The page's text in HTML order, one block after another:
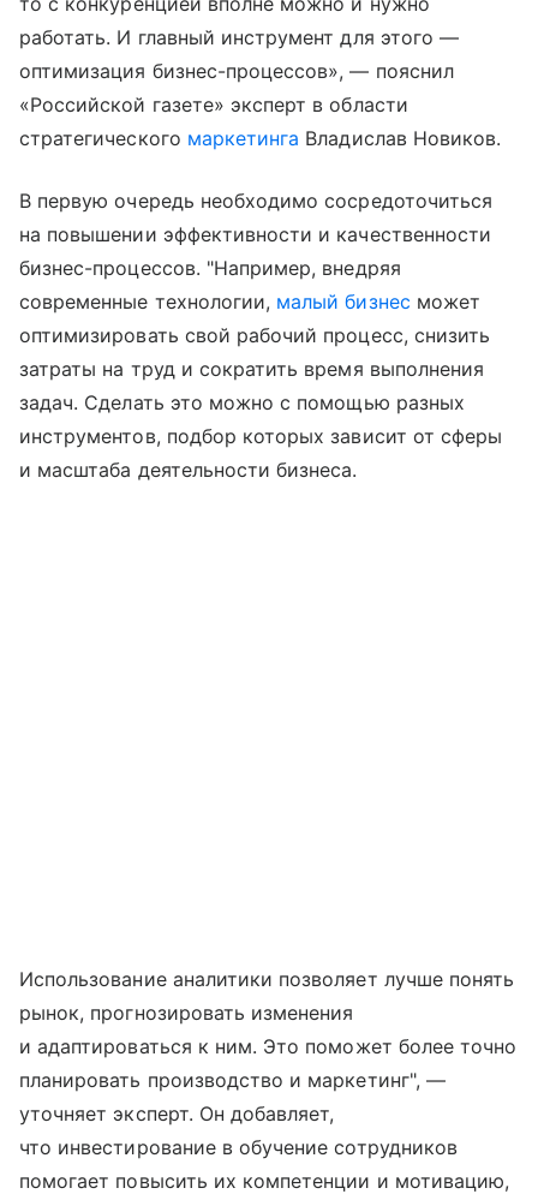
работать. И главный инструмент для этого —
оптимизация бизнес-процессов», — пояснил
«Российской газете» эксперт в области
стратегического маркетинга Владислав Новиков.
В первую очередь необходимо сосредоточиться
на повышении эффективности и качественности
бизнес-процессов. "Например, внедряя
современные технологии, малый бизнес может
оптимизировать свой рабочий процесс, снизить
затраты на труд и сократить время выполнения
задач. Сделать это можно с помощью разных
инструментов, подбор которых зависит от сферы
и масштаба деятельности бизнеса.
Использование аналитики позволяет лучше понять
рынок, прогнозировать изменения
и адаптироваться к ним. Это поможет более точно
планировать производство и маркетинг", —
уточняет эксперт. Он добавляет,
что инвестирование в обучение сотрудников
помогает повысить их компетенции и мотивацию,